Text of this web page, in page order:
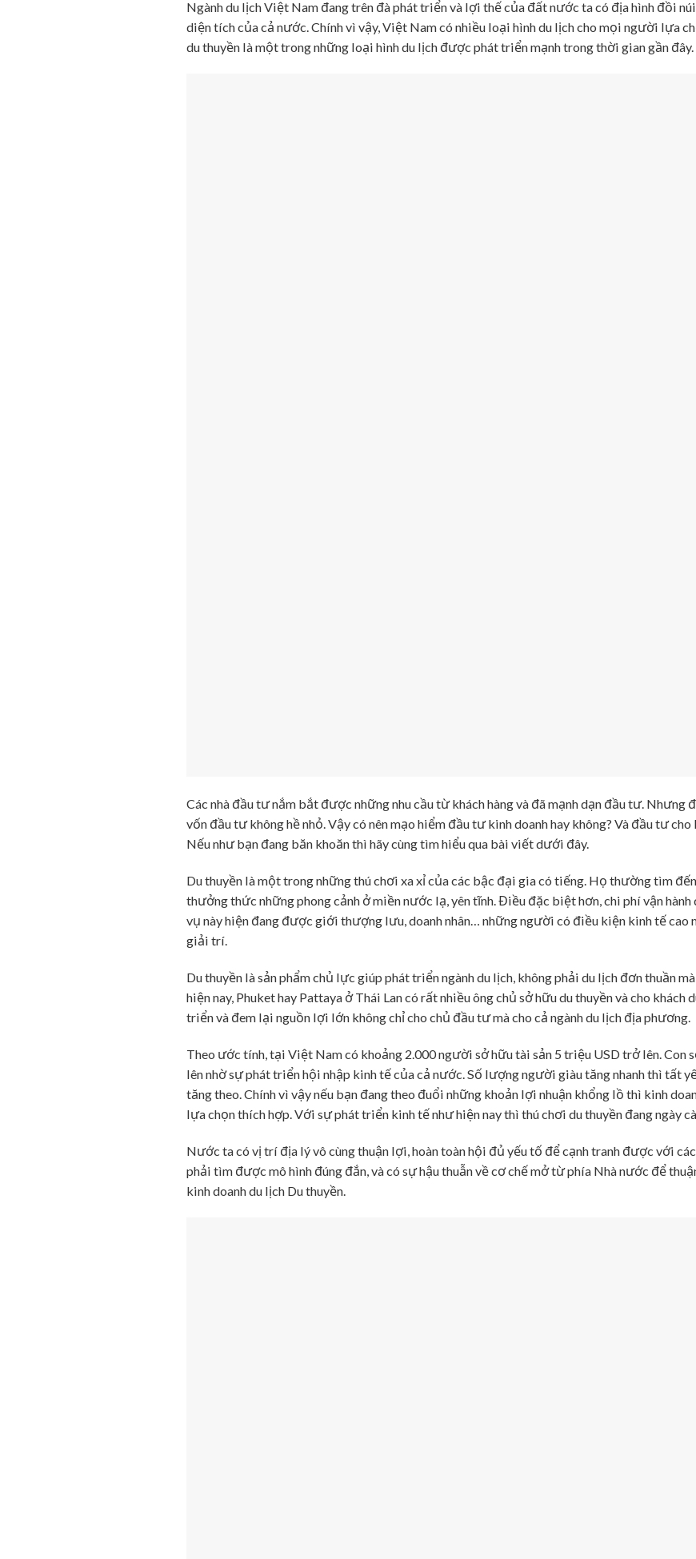
Ngành du lịch Việt Nam đang trên đà phát triển và lợi thế của đất nước ta có địa hình đồi
diện tích của cả nước. Chính vì vậy, Việt Nam có nhiều loại hình du lịch cho mọi người lựa
du thuyền là một trong những loại hình du lịch được phát triển mạnh trong thời gian gần đây.
Các nhà đầu tư nắm bắt được những nhu cầu từ khách hàng và đã mạnh dạn đầu tư. Nhưng
vốn đầu tư không hề nhỏ. Vậy có nên mạo hiểm đầu tư kinh doanh hay không? Và đầu tư
Nếu như bạn đang băn khoăn thì hãy cùng tìm hiểu qua bài viết dưới đây.
Du thuyền là một trong những thú chơi xa xỉ của các bậc đại gia có tiếng. Họ thường tìm
thưởng thức những phong cảnh ở miền nước lạ, yên tĩnh. Điều đặc biệt hơn, chi phí vận hành
vụ này hiện đang được giới thượng lưu, doanh nhân… những người có điều kiện kinh tế cao
giải trí.
Du thuyền là sản phẩm chủ lực giúp phát triển ngành du lịch, không phải du lịch đơn thuần
hiện nay, Phuket hay Pattaya ở Thái Lan có rất nhiều ông chủ sở hữu du thuyền và cho khách
triển và đem lại nguồn lợi lớn không chỉ cho chủ đầu tư mà cho cả ngành du lịch địa phương.
Theo ước tính, tại Việt Nam có khoảng 2.000 người sở hữu tài sản 5 triệu USD trở lên. Con
lên nhờ sự phát triển hội nhập kinh tế của cả nước. Số lượng người giàu tăng nhanh thì tất
tăng theo. Chính vì vậy nếu bạn đang theo đuổi những khoản lợi nhuận khổng lồ thì kinh
lựa chọn thích hợp. Với sự phát triển kinh tế như hiện nay thì thú chơi du thuyền đang ngày
Nước ta có vị trí địa lý vô cùng thuận lợi, hoàn toàn hội đủ yếu tố để cạnh tranh được với
phải tìm được mô hình đúng đắn, và có sự hậu thuẫn về cơ chế mở từ phía Nhà nước để
kinh doanh du lịch Du thuyền.